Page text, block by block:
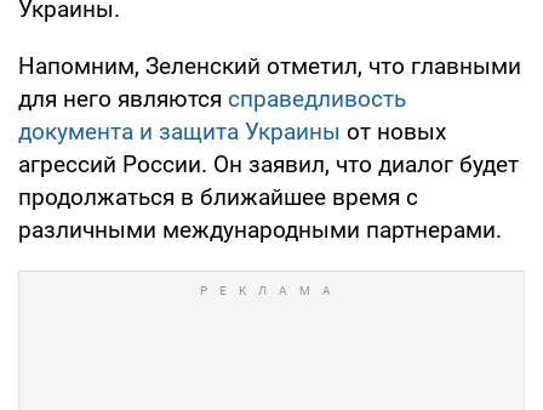
Украины.
Напомним, Зеленский отметил, что главными
для него являются справедливость
документа и защита Украины от новых
агрессий России. Он заявил, что диалог будет
продолжаться в ближайшее время с
различными международными партнерами.